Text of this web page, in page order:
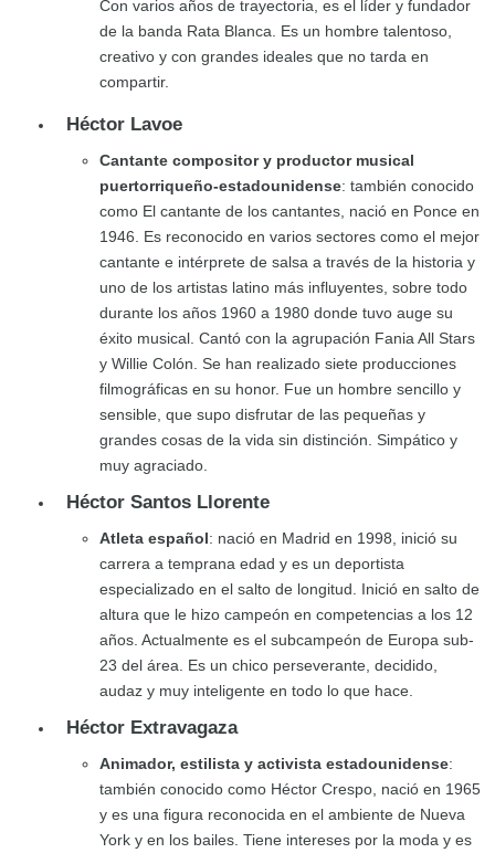
Con varios años de trayectoria, es el líder y fundador
de la banda Rata Blanca. Es un hombre talentoso,
creativo y con grandes ideales que no tarda en
compartir.
Héctor Lavoe
Cantante compositor y productor musical
puertorriqueño-estadounidense: también conocido
como El cantante de los cantantes, nació en Ponce en
1946. Es reconocido en varios sectores como el mejor
cantante e intérprete de salsa a través de la historia y
uno de los artistas latino más influyentes, sobre todo
durante los años 1960 a 1980 donde tuvo auge su
éxito musical. Cantó con la agrupación Fania All Stars
y Willie Colón. Se han realizado siete producciones
filmográficas en su honor. Fue un hombre sencillo y
sensible, que supo disfrutar de las pequeñas y
grandes cosas de la vida sin distinción. Simpático y
muy agraciado.
Héctor Santos Llorente
Atleta español: nació en Madrid en 1998, inició su
carrera a temprana edad y es un deportista
especializado en el salto de longitud. Inició en salto de
altura que le hizo campeón en competencias a los 12
años. Actualmente es el subcampeón de Europa sub-
23 del área. Es un chico perseverante, decidido,
audaz y muy inteligente en todo lo que hace.
Héctor Extravagaza
Animador, estilista y activista estadounidense:
también conocido como Héctor Crespo, nació en 1965
y es una figura reconocida en el ambiente de Nueva
York y en los bailes. Tiene intereses por la moda y es